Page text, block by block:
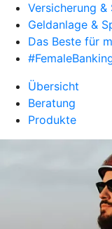
Versicherung &
Geldanlage &
Das Beste für
Übersicht
Beratung
Produkte